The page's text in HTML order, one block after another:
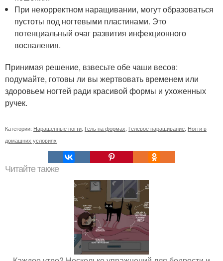
При некорректном наращивании, могут образоваться
пустоты под ногтевыми пластинами. Это
потенциальный очаг развития инфекционного
воспаления.
Принимая решение, взвесьте обе чаши весов:
подумайте, готовы ли вы жертвовать временем или
здоровьем ногтей ради красивой формы и ухоженных
ручек.
Категории: Наращенные ногти Гель на формах Гелевое наращивание Ногти в
домашних условиях
Читайте также